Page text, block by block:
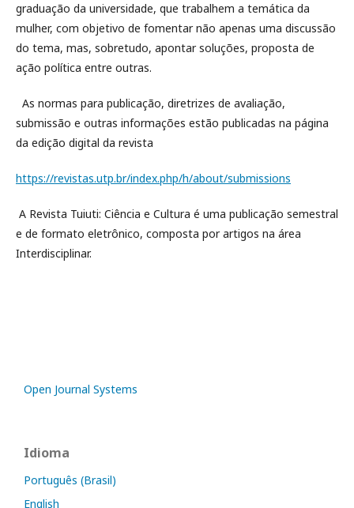
graduação da universidade, que trabalhem a temática da
mulher, com objetivo de fomentar não apenas uma discussão
do tema, mas, sobretudo, apontar soluções, proposta de
ação política entre outras.
As normas para publicação, diretrizes de avaliação,
submissão e outras informações estão publicadas na página
da edição digital da revista
https://revistas.utp.br/index.php/h/about/submissions
A Revista Tuiuti: Ciência e Cultura é uma publicação semestral
e de formato eletrônico, composta por artigos na área
Interdisciplinar.
Open Journal Systems
Idioma
Português (Brasil)
English